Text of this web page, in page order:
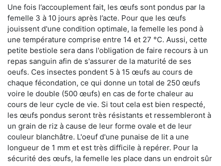
Une fois l’accouplement fait, les œufs sont pondus par la
femelle 3 à 10 jours après l’acte. Pour que les œufs
jouissent d'une condition optimale, la femelle les pond à
une température comprise entre 14 et 27 °C. Aussi, cette
petite bestiole sera dans l'obligation de faire recours à un
repas sanguin afin de s'assurer de la maturité de ses
oeufs. Ces insectes pondent 5 à 15 œufs au cours de
chaque fécondation, ce qui donne un total de 250 œufs
voire le double (500 œufs) en cas de forte chaleur au
cours de leur cycle de vie. Si tout cela est bien respecté,
les œufs pondus seront très résistants et ressembleront à
un grain de riz à cause de leur forme ovale et de leur
couleur blanchâtre. L'oeuf d'une punaise de lit a une
longueur de 1 mm et est très difficile à repérer. Pour la
sécurité des œufs, la femelle les place dans un endroit sûr